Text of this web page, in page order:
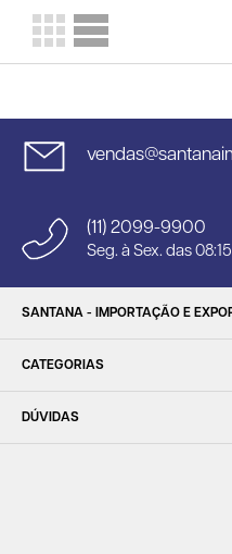
(11) 2099-9900
Seg. à Sex. das
SANTANA - IMPORTAÇÃO E
CATEGORIAS
DÚVIDAS